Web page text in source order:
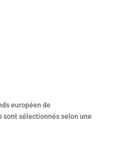
européen de
sont sélectionnés selon une